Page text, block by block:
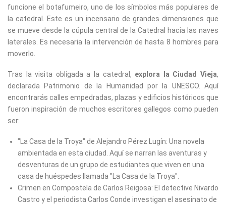
funcione el botafumeiro, uno de los símbolos más populares de
la catedral. Este es un incensario de grandes dimensiones que
se mueve desde la cúpula central de la Catedral hacia las naves
laterales. Es necesaria la intervención de hasta 8 hombres para
moverlo.
Tras la visita obligada a la catedral, explora la Ciudad Vieja,
declarada Patrimonio de la Humanidad por la UNESCO. Aquí
encontrarás calles empedradas, plazas y edificios históricos que
fueron inspiración de muchos escritores gallegos como pueden
ser:
"La Casa de la Troya" de Alejandro Pérez Lugín: Una novela
ambientada en esta ciudad. Aquí se narran las aventuras y
desventuras de un grupo de estudiantes que viven en una
casa de huéspedes llamada "La Casa de la Troya".
Crimen en Compostela de Carlos Reigosa: El detective Nivardo
Castro y el periodista Carlos Conde investigan el asesinato de